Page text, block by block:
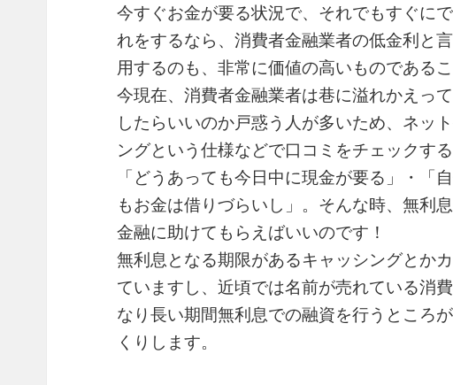
今すぐお金が要る状況で、それでもすぐに
れをするなら、消費者金融業者の低金利と
用するのも、非常に価値の高いものである
今現在、消費者金融業者は巷に溢れかえっ
したらいいのか戸惑う人が多いため、ネッ
ングという仕様などで口コミをチェックす
「どうあっても今日中に現金が要る」・「
もお金は借りづらいし」。そんな時、無利
金融に助けてもらえばいいのです！
無利息となる期限があるキャッシングとか
ていますし、近頃では名前が売れている消
なり長い期間無利息での融資を行うところ
くりします。